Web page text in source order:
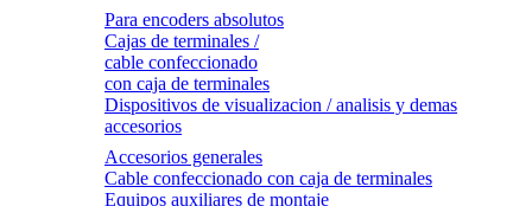
Para encoders absolutos
Cajas de terminales /
cable confeccionado
con caja de terminales
Dispositivos de visualizacion / analisis y demas
accesorios
Accesorios generales
Cable confeccionado con caja de terminales
Equipos auxiliares de montaje